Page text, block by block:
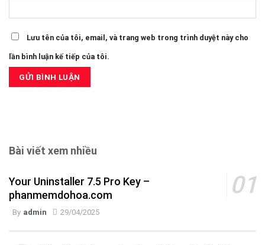
Lưu tên của tôi, email, và trang web trong trình duyệt này cho
lần bình luận kế tiếp của tôi.
Bài viết xem nhiều
Your Uninstaller 7.5 Pro Key –
phanmemdohoa.com
By admin 29/04/2025